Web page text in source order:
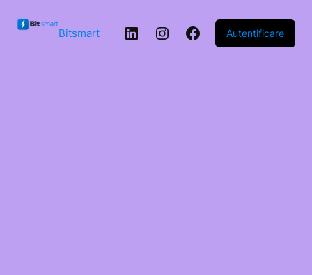
conținut
Bitsmart LinkedInInstagram
Facebook
Autentificare